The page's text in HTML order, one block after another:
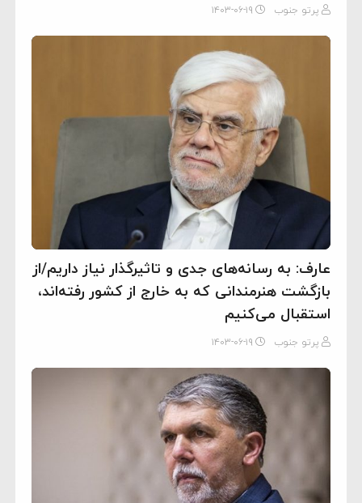
پرتو جنوب ۱۴۰۳-۰۶-۱۹
عارف: به رسانه‌های جدی و تاثیرگذار نیاز داریم/از
بازگشت هنرمندانی که به خارج از کشور رفته‌اند،
استقبال می‌کنیم
پرتو جنوب ۱۴۰۳-۰۶-۱۹